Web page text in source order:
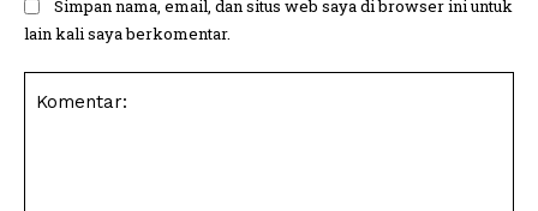
Simpan nama, email, dan situs web saya di browser ini untuk
lain kali saya berkomentar.